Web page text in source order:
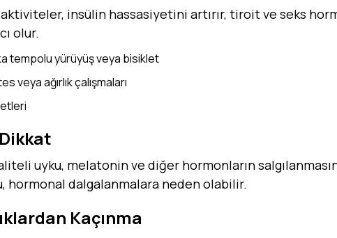
insülin hassasiyetini artırır, tiroit ve seks
olur.
tempolu yürüyüş veya bisiklet
veya ağırlık çalışmaları
uyku, melatonin ve diğer hormonların
hormonal dalgalanmalara neden olabilir.
Kaçınma